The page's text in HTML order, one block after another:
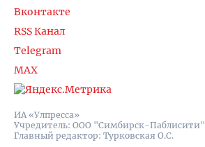
ИА «Улпресса»
Учредитель: ООО "Симбирск-Паблисити"
Главный редактор: Турковская О.С.
Вконтакте
RSS Канал
Telegram
MAX